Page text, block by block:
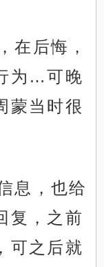
在后悔，
为…可晚
蒙当时很
息，也给
复，之前
可之后就